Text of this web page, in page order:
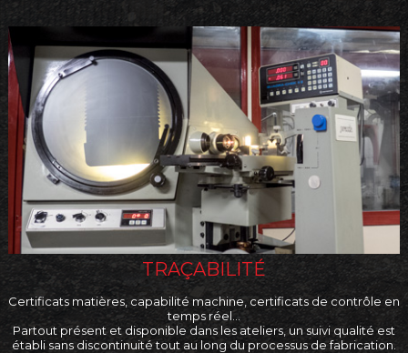
TRAÇABILITÉ
Certificats matières, capabilité machine, certificats de contrôle en
temps réel…
Partout présent et disponible dans les ateliers, un suivi qualité est
établi sans discontinuité tout au long du processus de fabrication.